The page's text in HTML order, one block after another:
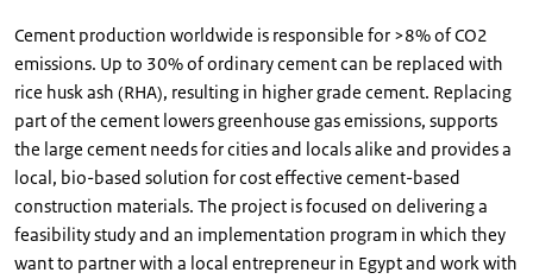
Cement production worldwide is responsible for >8% of CO2
emissions. Up to 30% of ordinary cement can be replaced with
rice husk ash (RHA), resulting in higher grade cement. Replacing
part of the cement lowers greenhouse gas emissions, supports
the large cement needs for cities and locals alike and provides a
local, bio-based solution for cost effective cement-based
construction materials. The project is focused on delivering a
feasibility study and an implementation program in which they
want to partner with a local entrepreneur in Egypt and work with